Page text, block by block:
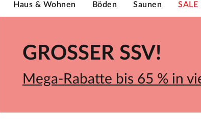
Haus & Wohnen Böden Saunen SALE
GROSSER SSV!
Mega-Rabatte bis 65 % in